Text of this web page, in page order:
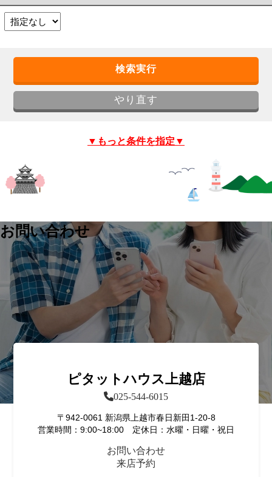
▼もっと条件を指定▼
お問い合わせ
ピタットハウス上越店
025-544-6015
〒942-0061 新潟県上越市春日新田1-20-8
営業時間：9:00~18:00 定休日：水曜・日曜・祝日
お問い合わせ
来店予約